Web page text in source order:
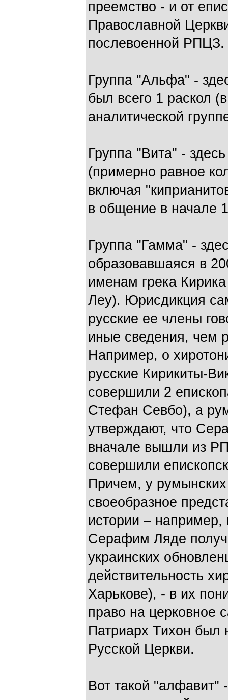
преемство - и от
Православной
послевоенной РПЦЗ.
Группа "Альфа" -
был всего 1 раскол
аналитической
Группа "Вита" -
(примерно равное
включая
в общение в начале
Группа "Гамма" -
образовавшаяся в
именам грека
Леу). Юрисдикция
русские ее члены
иные сведения, чем
Например, о
русские Кирикиты-
совершили 2
Стефан Севбо), а
утверждают, что
вначале вышли из
совершили
Причем, у
своеобразное
истории –
Серафим Ляде
украинских
действительность
Харькове), - в их
право на церковное
Патриарх Тихон был
Русской Церкви.
Вот такой "алфавит"